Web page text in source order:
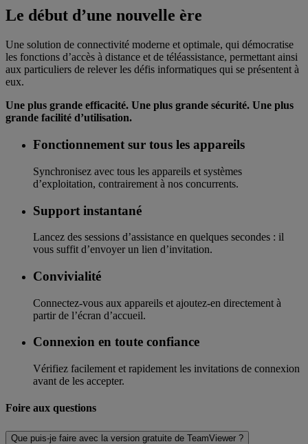
Le début d’une nouvelle ère
Une solution de connectivité moderne et optimale, qui démocratise
les fonctions d’accès à distance et de téléassistance, permettant ainsi
aux particuliers de relever les défis informatiques qui se présentent à
eux.
Une plus grande efficacité. Une plus grande sécurité. Une plus
grande facilité d’utilisation.
Fonctionnement sur tous les appareils
Synchronisez avec tous les appareils et systèmes
d’exploitation, contrairement à nos concurrents.
Support instantané
Lancez des sessions d’assistance en quelques secondes : il
vous suffit d’envoyer un lien d’invitation.
Convivialité
Connectez-vous aux appareils et ajoutez-en directement à
partir de l’écran d’accueil.
Connexion en toute confiance
Vérifiez facilement et rapidement les invitations de connexion
avant de les accepter.
Foire aux questions
Que puis-je faire avec la version gratuite de TeamViewer ?